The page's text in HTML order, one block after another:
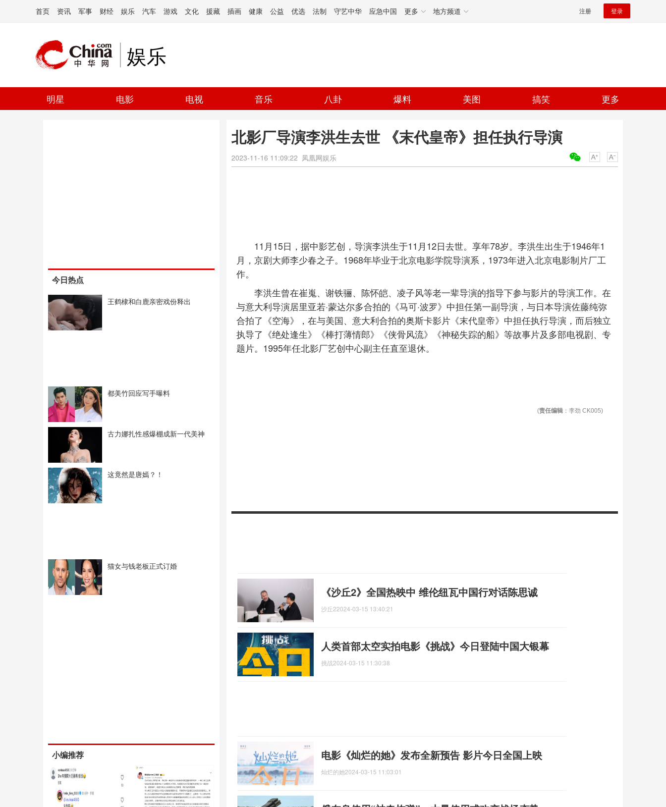
首页 资讯 军事 财经 娱乐 汽车 游戏 文化 援藏 插画 健康 公益 优选 法制 守艺中华 应急中国 更多 地方频道 注册 登录
娱乐
明星 电影 电视 音乐 八卦 爆料 美图 搞笑 更多
今日热点
王鹤棣和白鹿亲密戏份释出
都美竹回应写手曝料
古力娜扎性感爆棚成新一代美神
这竟然是唐嫣？！
猫女与钱老板正式订婚
小编推荐
北影厂导演李洪生去世 《末代皇帝》担任执行导演
2023-11-16 11:09:22 凤凰网娱乐
11月15日，据中影艺创，导演李洪生于11月12日去世。享年78岁。李洪生出生于1946年1
月，京剧大师李少春之子。1968年毕业于北京电影学院导演系，1973年进入北京电影制片厂工
作。
李洪生曾在崔嵬、谢铁骊、陈怀皑、凌子风等老一辈导演的指导下参与影片的导演工作。在
与意大利导演居里亚若·蒙达尔多合拍的《马可·波罗》中担任第一副导演，与日本导演佐藤纯弥
合拍了《空海》，在与美国、意大利合拍的奥斯卡影片《末代皇帝》中担任执行导演，而后独立
执导了《绝处逢生》《棒打薄情郎》《侠骨风流》《神秘失踪的船》等故事片及多部电视剧、专
题片。1995年任北影厂艺创中心副主任直至退休。
(责任编辑 ：李劲 CK005)
《沙丘2》全国热映中 维伦纽瓦中国行对话陈思诚
沙丘22024-03-15 13:40:21
人类首部太空实拍电影《挑战》今日登陆中国大银幕
挑战2024-03-15 11:30:38
电影《灿烂的她》发布全新预告 影片今日全国上映
灿烂的她2024-03-15 11:03:01